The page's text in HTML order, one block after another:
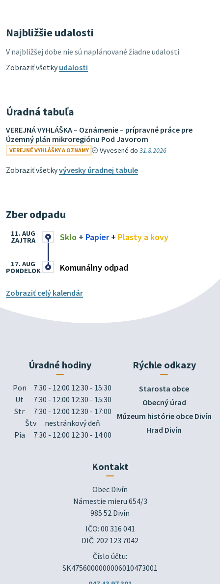
Najbližšie udalosti
V najbližšej dobe nie sú naplánované žiadne udalosti.
Zobraziť všetkyudalosti
Úradná tabuľa
VEREJNÁ VYHLÁŠKA – Oznámenie – prípravné práce pre
Územný plán mikroregiónu Pod Javorom
VEREJNÉ VYHLÁŠKY A OZNAMY Vyvesené do31.8.2026
Zobraziť všetkyvývesky úradnej tabule
Zber odpadu
Sklo + Papier+ Plasty a kovy
11. AUG
ZAJTRA
Komunálny odpad
17. AUG
PONDELOK
Zobraziť celý kalendár
Úradné hodiny
Pon
7:30 - 12:00 12:30 - 15:30
Ut
7:30 - 12:00 12:30 - 15:30
Str
7:30 - 12:00 12:30 - 17:00
Štv
nestránkový deň
Pia
7:30 - 12:00 12:30 - 14:00
Rýchle odkazy
Starosta obce
Obecný úrad
Múzeum histórie obce Divín
Hrad Divín
Kontakt
Obec Divín
Námestie mieru 654/3
985 52 Divín
IČO: 00 316 041
DIČ: 202 123 7042
Číslo účtu:
SK4756000000006010473001